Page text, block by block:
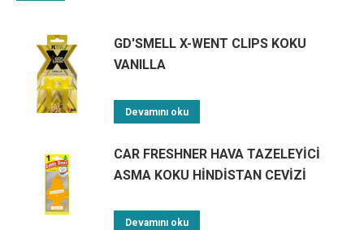
GD'SMELL X-WENT CLIPS KOKU
VANILLA
Devamını oku
CAR FRESHNER HAVA TAZELEYİCİ
ASMA KOKU HİNDİSTAN CEVİZİ
Devamını oku